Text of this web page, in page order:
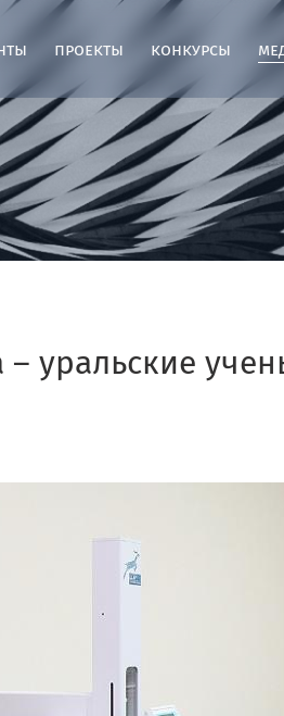
проекты конкурсы
уральские